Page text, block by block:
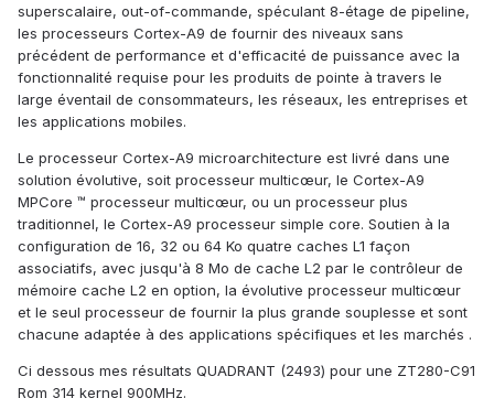
superscalaire, out-of-commande, spéculant 8-étage de pipeline,
les processeurs Cortex-A9 de fournir des niveaux sans
précédent de performance et d'efficacité de puissance avec la
fonctionnalité requise pour les produits de pointe à travers le
large éventail de consommateurs, les réseaux, les entreprises et
les applications mobiles.
Le processeur Cortex-A9 microarchitecture est livré dans une
solution évolutive, soit processeur multicœur, le Cortex-A9
MPCore ™ processeur multicœur, ou un processeur plus
traditionnel, le Cortex-A9 processeur simple core. Soutien à la
configuration de 16, 32 ou 64 Ko quatre caches L1 façon
associatifs, avec jusqu'à 8 Mo de cache L2 par le contrôleur de
mémoire cache L2 en option, la évolutive processeur multicœur
et le seul processeur de fournir la plus grande souplesse et sont
chacune adaptée à des applications spécifiques et les marchés .
Ci dessous mes résultats QUADRANT (2493) pour une ZT280-C91
Rom 314 kernel 900MHz.